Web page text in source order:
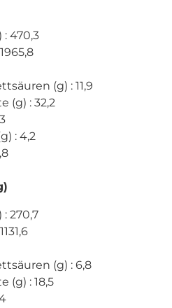
: 470,3
(g) : 11,9
(g) : 32,2
: 4,2
270,7
(g) : 6,8
(g) : 18,5